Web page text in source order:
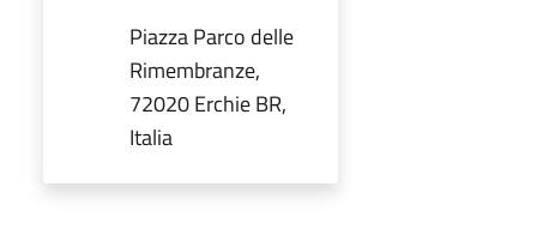
Piazza Parco delle
Rimembranze,
72020 Erchie BR,
Italia